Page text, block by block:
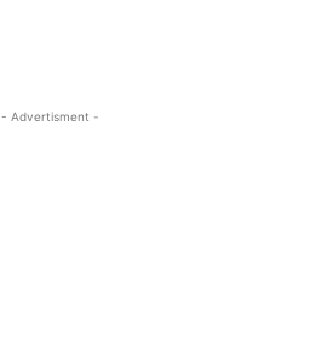
- Advertisment -